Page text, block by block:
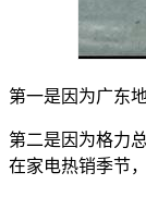
第一是因为广东
第二是因为格力
在家电热销季节